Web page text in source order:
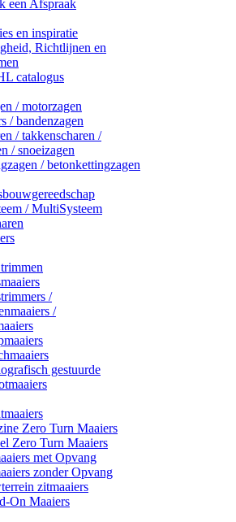
een Afspraak
en inspiratie
Richtlijnen en
catalogus
/ motorzagen
/ bandenzagen
/ takkenscharen /
/ snoeizagen
/ betonkettingzagen
/ MultiSysteem
/
/
gestuurde
Zero Turn Maaiers
Zero Turn Maaiers
met Opvang
zonder Opvang
zitmaaiers
On Maaiers